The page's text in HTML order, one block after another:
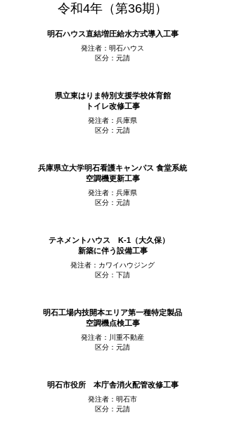
令和4年（第36期）
明石ハウス直結増圧給水方式導入工事
発注者：明石ハウス
区分：元請
県立東はりま特別支援学校体育館
トイレ改修工事
発注者：兵庫県
区分：元請
兵庫県立大学明石看護キャンパス 食堂系統
空調機更新工事
発注者：兵庫県
区分：元請
テネメントハウス K-1（大久保）
新築に伴う設備工事
発注者：カワイハウジング
区分：下請
明石工場内技開本エリア第一種特定製品
空調機点検工事
発注者：川重不動産
区分：元請
明石市役所 本庁舎消火配管改修工事
発注者：明石市
区分：元請